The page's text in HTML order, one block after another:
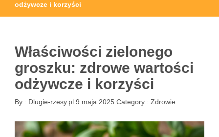
odżywcze i korzyści
Właściwości zielonego
groszku: zdrowe wartości
odżywcze i korzyści
By : Dlugie-rzesy.pl 9 maja 2025 Category : Zdrowie